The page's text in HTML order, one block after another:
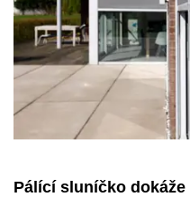
Pálící sluníčko